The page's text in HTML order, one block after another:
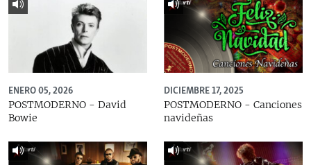
ENERO 05, 2026
POSTMODERNO - David
Bowie
DICIEMBRE 17, 2025
POSTMODERNO - Canciones
navideñas